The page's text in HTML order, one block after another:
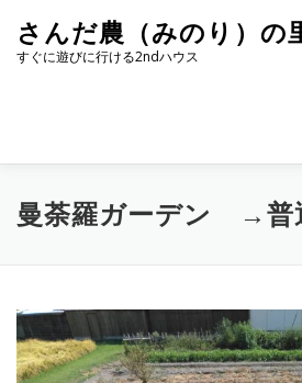
キ
さんだ農（みのり）の
すぐに遊びに行ける2ndハウス
曼荼羅ガーデン →普